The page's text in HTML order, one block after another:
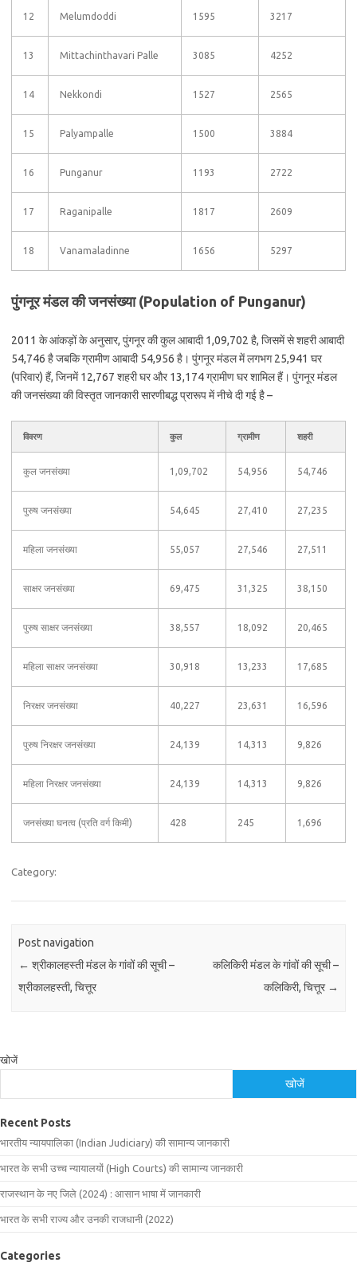
12 Melumdoddi 1595 3217
13 Mittachinthavari Palle 3085 4252
14 Nekkondi 1527 2565
15 Palyampalle 1500 3884
16 Punganur 1193 2722
17 Raganipalle 1817 2609
18 Vanamaladinne 1656 5297
पुंगनूर मंडल की जनसंख्या (Population of Punganur)
2011 के आंकड़ों के अनुसार, पुंगनूर की कुल आबादी 1,09,702 है, जिसमें से शहरी आबादी
54,746 है जबकि ग्रामीण आबादी 54,956 है। पुंगनूर मंडल में लगभग 25,941 घर
(परिवार) हैं, जिनमें 12,767 शहरी घर और 13,174 ग्रामीण घर शामिल हैं। पुंगनूर मंडल
की जनसंख्या की विस्तृत जानकारी सारणीबद्ध प्रारूप में नीचे दी गई है –
विवरण कुल ग्रामीण शहरी
कुल जनसंख्या 1,09,702 54,956 54,746
पुरुष जनसंख्या 54,645 27,410 27,235
महिला जनसंख्या 55,057 27,546 27,511
साक्षर जनसंख्या 69,475 31,325 38,150
पुरुष साक्षर जनसंख्या 38,557 18,092 20,465
महिला साक्षर जनसंख्या 30,918 13,233 17,685
निरक्षर जनसंख्या 40,227 23,631 16,596
पुरुष निरक्षर जनसंख्या 24,139 14,313 9,826
महिला निरक्षर जनसंख्या 24,139 14,313 9,826
जनसंख्या घनत्व (प्रति वर्ग किमी) 428 245 1,696
Category:
Post navigation
← श्रीकालहस्ती मंडल के गांवों की सूची –
श्रीकालहस्ती, चित्तूर
कलिकिरी मंडल के गांवों की सूची –
कलिकिरी, चित्तूर →
खोजें
खोजें
Recent Posts
भारतीय न्यायपालिका (Indian Judiciary) की सामान्य जानकारी
भारत के सभी उच्च न्यायालयों (High Courts) की सामान्य जानकारी
राजस्थान के नए जिले (2024) : आसान भाषा में जानकारी
भारत के सभी राज्य और उनकी राजधानी (2022)
Categories